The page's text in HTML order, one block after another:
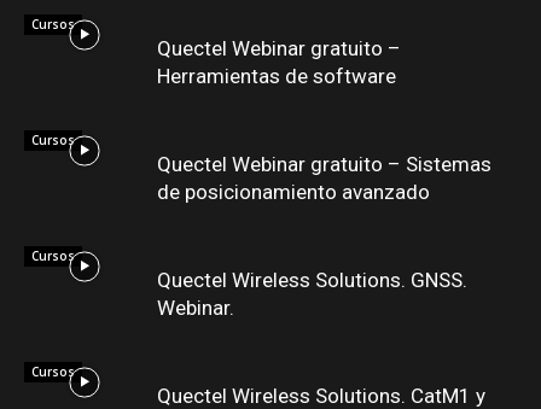
Cursos
Quectel Webinar gratuito –
Herramientas de software
Cursos
Quectel Webinar gratuito – Sistemas
de posicionamiento avanzado
Cursos
Quectel Wireless Solutions. GNSS.
Webinar.
Cursos
Quectel Wireless Solutions. CatM1 y